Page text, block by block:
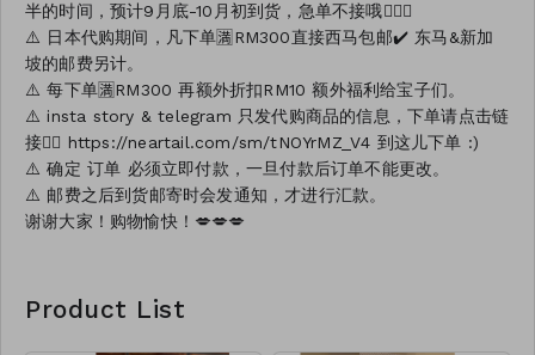
半的时间，预计9月底-10月初到货，急单不接哦🙅🏻‍♀️
⚠️ 日本代购期间，凡下单🈵️RM300直接西马包邮✔️ 东马&新加
坡的邮费另计。
⚠️ 每下单🈵️RM300 再额外折扣RM10 额外福利给宝子们。
⚠️ insta story & telegram 只发代购商品的信息，下单请点击链
接👉🏻 https://neartail.com/sm/tNOYrMZ_V4 到这儿下单 :)
⚠️ 确定 订单 必须立即付款，一旦付款后订单不能更改。
⚠️ 邮费之后到货邮寄时会发通知，才进行汇款。
谢谢大家！购物愉快！💋💋💋
Product List